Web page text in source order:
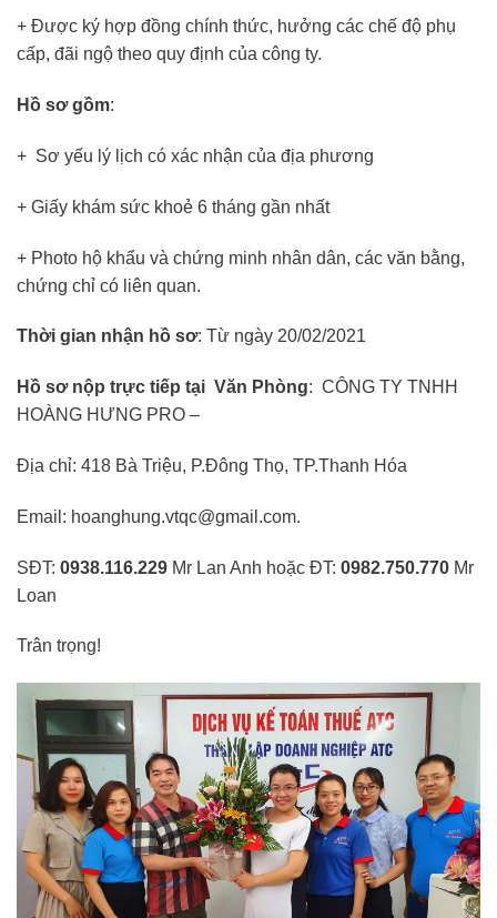
+ Được ký hợp đồng chính thức, hưởng các chế độ phụ
cấp, đãi ngộ theo quy định của công ty.
Hồ sơ gồm:
+ Sơ yếu lý lịch có xác nhận của địa phương
+ Giấy khám sức khoẻ 6 tháng gần nhất
+ Photo hộ khẩu và chứng minh nhân dân, các văn bằng,
chứng chỉ có liên quan.
Thời gian nhận hồ sơ: Từ ngày 20/02/2021
Hồ sơ nộp trực tiếp tại Văn Phòng: CÔNG TY TNHH
HOÀNG HƯNG PRO –
Địa chỉ: 418 Bà Triệu, P.Đông Thọ, TP.Thanh Hóa
Email: hoanghung.vtqc@gmail.com.
SĐT: 0938.116.229 Mr Lan Anh hoặc ĐT: 0982.750.770 Mr
Loan
Trân trọng!